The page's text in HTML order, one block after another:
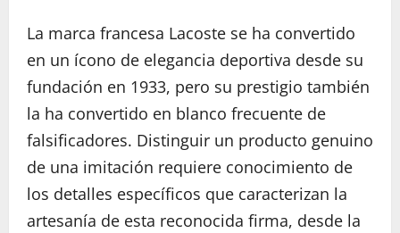
La marca francesa Lacoste se ha convertido
en un ícono de elegancia deportiva desde su
fundación en 1933, pero su prestigio también
la ha convertido en blanco frecuente de
falsificadores. Distinguir un producto genuino
de una imitación requiere conocimiento de
los detalles específicos que caracterizan la
artesanía de esta reconocida firma, desde la